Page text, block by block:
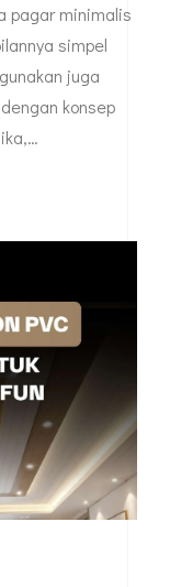
pagar minimalis
simpel
juga
konsep